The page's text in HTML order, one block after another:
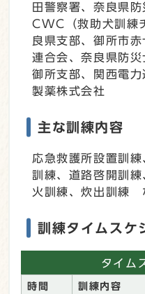
田警察署、奈良県
CWC（救助犬訓練
良県支部、御所市
連合会、奈良県防
御所支部、関西電
製薬株式会社
主な訓練内容
応急救護所設置訓
訓練、道路啓開訓
火訓練、炊出訓練
訓練タイムスケ
タイム
時間
訓練内容